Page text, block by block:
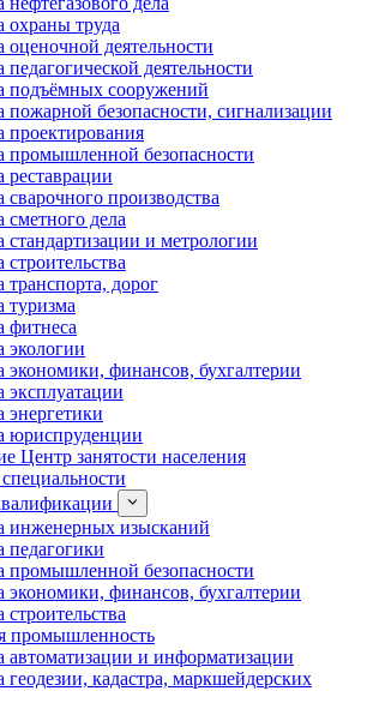
охраны труда
оценочной деятельности
педагогической деятельности
подъёмных сооружений
пожарной безопасности, сигнализации
проектирования
промышленной безопасности
реставрации
сварочного производства
сметного дела
стандартизации и метрологии
транспорта, дорог
туризма
фитнеса
экологии
экономики, финансов, бухгалтерии
эксплуатации
энергетики
юриспруденции
Центр занятости населения
инженерных изысканий
педагогики
промышленной безопасности
экономики, финансов, бухгалтерии
промышленность
автоматизации и информатизации
геодезии, кадастра, маркшейдерских